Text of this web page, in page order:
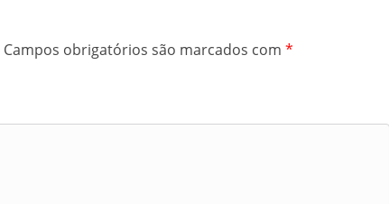
Campos obrigatórios são marcados com *